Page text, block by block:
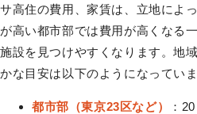
サ高住の費用、家賃は、立地によ
が高い都市部では費用が高くなる
施設を見つけやすくなります。地
かな目安は以下のようになっていま
都市部（東京23区など）
：